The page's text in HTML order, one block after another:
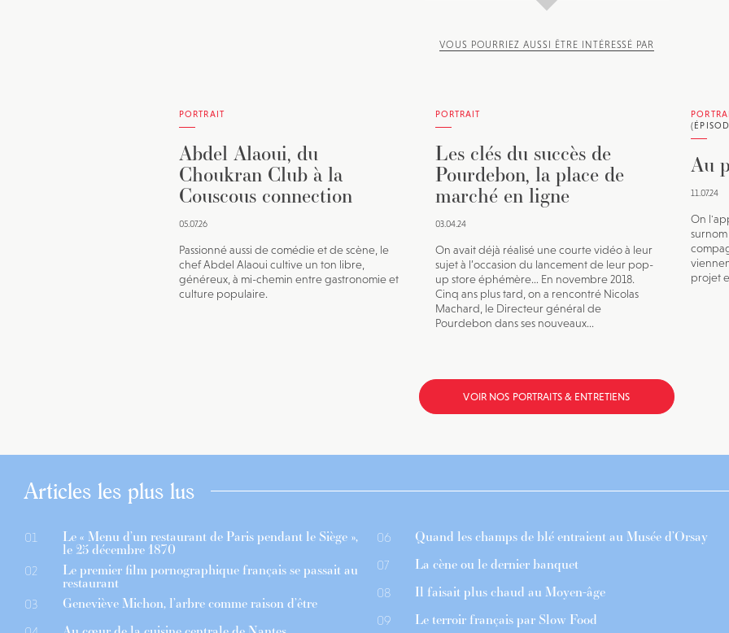
VOUS POURRIEZ AUSSI ÊTRE INTÉRESSÉ PAR
PORTRAIT
Abdel Alaoui, du
Choukran Club à la
Couscous connection
05.07.26
Passionné aussi de comédie et de scène, le
chef Abdel Alaoui cultive un ton libre,
généreux, à mi-chemin entre gastronomie et
culture populaire.
PORTRAIT
Les clés du succès de
Pourdebon, la place de
marché en ligne
03.04.24
On avait déjà réalisé une courte vidéo à leur
sujet à l’occasion du lancement de leur pop-
up store éphémère… En novembre 2018.
Cinq ans plus tard, on a rencontré Nicolas
Machard, le Directeur général de
Pourdebon dans ses nouveaux...
Au
11.07.24
On
projet
VOIR NOS PORTRAITS & ENTRETIENS
Articles les plus lus
01 Le « Menu d’un restaurant de Paris pendant le Siège »,
le 25 décembre 1870
02 Le premier film pornographique français se passait au
restaurant
03 Geneviève Michon, l’arbre comme raison d’être
06 Quand les champs de blé entraient au Musée d’Orsay
07 La cène ou le dernier banquet
08 Il faisait plus chaud au Moyen-âge
09 Le terroir français par Slow Food